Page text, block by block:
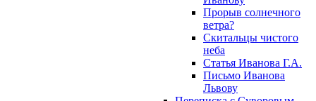
Прорыв солнечного
ветра?
Скитальцы чистого
неба
Статья Иванова Г.А.
Письмо Иванова
Львову